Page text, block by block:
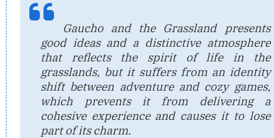
Gaucho and the Grassland presents
good ideas and a distinctive atmosphere
that reflects the spirit of life in the
grasslands, but it suffers from an identity
shift between adventure and cozy games,
which prevents it from delivering a
cohesive experience and causes it to lose
part of its charm.